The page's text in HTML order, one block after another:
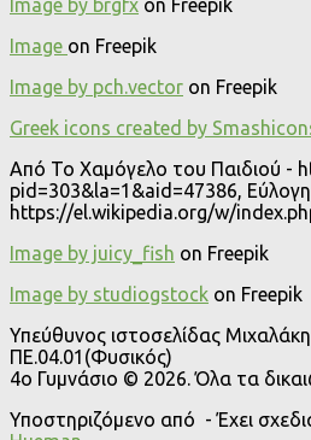
Image by brgfx on Freepik
Image on Freepik
Image by pch.vector on Freepik
Greek icons created by
Από Το Χαμόγελο του Παιδιού -
pid=303&la=1&aid=47386,
https://el.wikipedia.org/w/
Image by juicy_fish on Freepik
Image by studiogstock on Freepik
Υπεύθυνος ιστοσελίδας
ΠΕ.04.01(Φυσικός)
4o Γυμνάσιο © 2026. Όλα τα
Υποστηριζόμενο από - Έχει